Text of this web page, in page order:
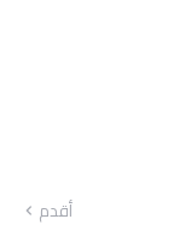
أقدم